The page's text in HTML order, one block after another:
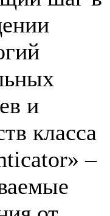
и
класса
–